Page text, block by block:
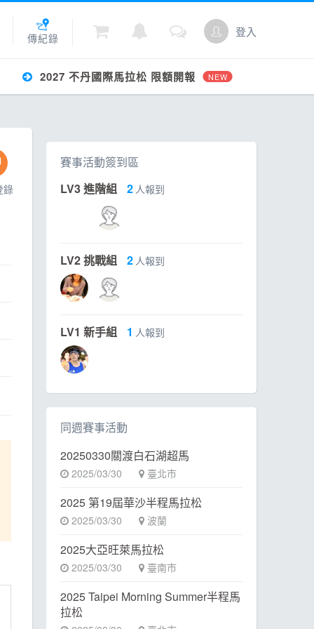
傳紀錄 登入
數
2027 不丹國際馬拉松 限額開報 NEW
錄
賽事活動簽到區
LV3 進階組
2 人報到
LV2 挑戰組 2 人報到
LV1 新手組 1 人報到
同週賽事活動
20250330關渡白石湖超馬
2025/03/30 臺北市
2025 第19屆華沙半程馬拉松
2025/03/30 波蘭
2025大亞旺萊馬拉松
2025/03/30 臺南市
2025 Taipei Morning Summer半程馬
拉松